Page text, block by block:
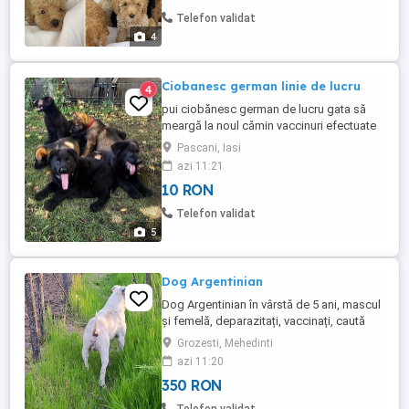
4
oamenii Căutăm familii responsabile, care
Telefon validat
5
4 Ciobanesc german linie de lucru
pui ciobănesc german de lucru gata să
meargă la noul cămin vaccinuri efectuate
deparazitați intern carnet de sănătate
Pascani, Iasi
azi 11:21
10 RON
Telefon validat
Dog Argentinian
Dog Argentinian în vârstă de 5 ani, mascul
și femelă, deparazitați, vaccinați, caută
nouăGrozesti, Mehedinti
azi 11:20
350 RON